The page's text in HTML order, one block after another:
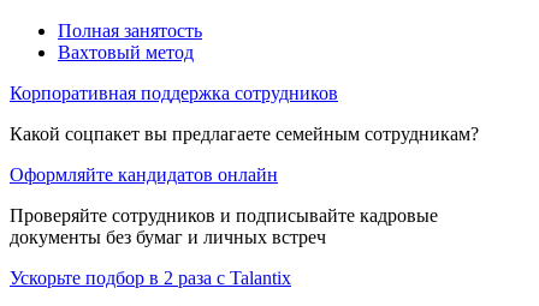
Полная занятость
Вахтовый метод
Корпоративная поддержка сотрудников
Какой соцпакет вы предлагаете семейным сотрудникам?
Оформляйте кандидатов онлайн
Проверяйте сотрудников и подписывайте кадровые
документы без бумаг и личных встреч
Ускорьте подбор в 2 раза с Talantix